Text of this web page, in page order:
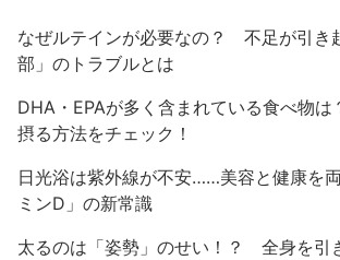
なぜルテインが必要なの？ 不足が引き
部」のトラブルとは
DHA・EPAが多く含まれている食べ物
摂る方法をチェック！
日光浴は紫外線が不安……美容と健康を
ミンD」の新常識
太るのは「姿勢」のせい！？ 全身を引